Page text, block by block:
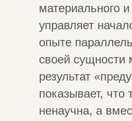
материального
управляет
опыте
своей сущности
результат
показывает, что
ненаучна, а